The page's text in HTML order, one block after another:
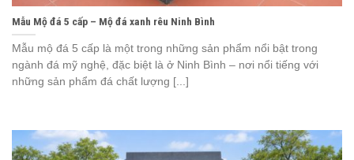
Mẫu Mộ đá 5 cấp – Mộ đá xanh rêu Ninh Bình
Mẫu mộ đá 5 cấp là một trong những sản phẩm nổi bật trong
ngành đá mỹ nghệ, đặc biệt là ở Ninh Bình – nơi nổi tiếng với
những sản phẩm đá chất lượng [...]